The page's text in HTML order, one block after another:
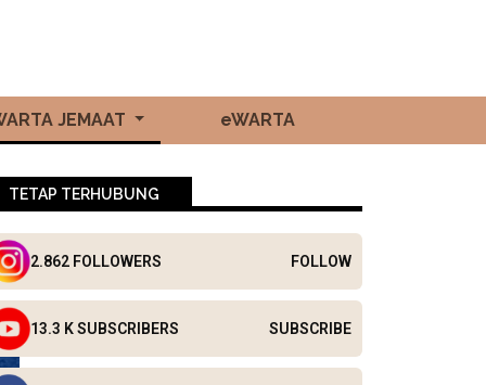
JEMAAT eWARTA
TETAP TERHUBUNG
2.862 FOLLOWERS FOLLOW
13.3 K SUBSCRIBERS SUBSCRIBE